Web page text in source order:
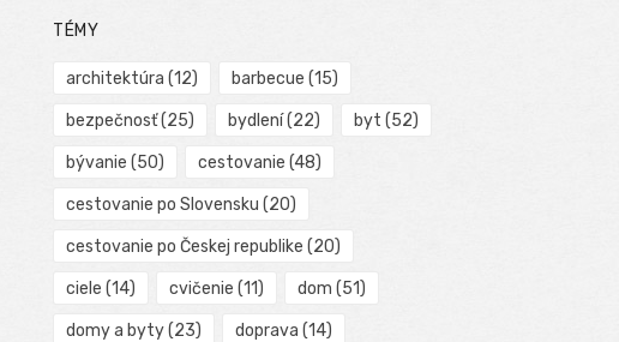
TÉMY
architektúra (12) barbecue (15)
bezpečnosť(25) bydlení(22) byt (52)
bývanie (50) cestovanie (48)
cestovanie po Slovensku (20)
cestovanie po Českej republike (20)
ciele (14) cvičenie (11) dom (51)
domy a byty(23) doprava (14)